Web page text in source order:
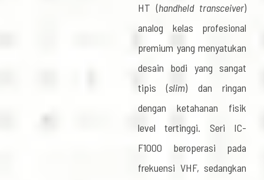
HT (handheld transceiver)
analog kelas profesional
premium yang menyatukan
desain bodi yang sangat
tipis (slim) dan ringan
dengan ketahanan fisik
level tertinggi. Seri IC-
F1000 beroperasi pada
frekuensi VHF, sedangkan